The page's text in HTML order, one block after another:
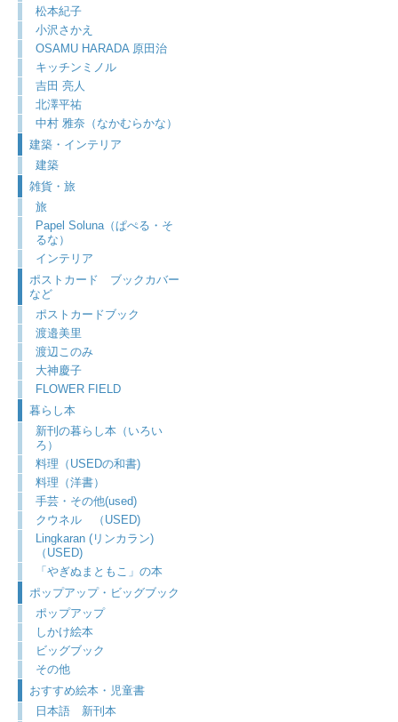
松本紀子
小沢さかえ
OSAMU HARADA 原田治
キッチンミノル
吉田 亮人
北澤平祐
中村 雅奈（なかむらかな）
建築・インテリア
建築
雑貨・旅
旅
Papel Soluna（ぱぺる・そ
るな）
インテリア
ポストカード ブックカバー
など
ポストカードブック
渡邉美里
渡辺このみ
大神慶子
FLOWER FIELD
暮らし本
新刊の暮らし本（いろい
ろ）
料理（USEDの和書)
料理（洋書）
手芸・その他(used)
クウネル （USED)
Lingkaran (リンカラン)
（USED)
「やぎぬまともこ」の本
ポップアップ・ビッグブック
ポップアップ
しかけ絵本
ビッグブック
その他
おすすめ絵本・児童書
日本語 新刊本